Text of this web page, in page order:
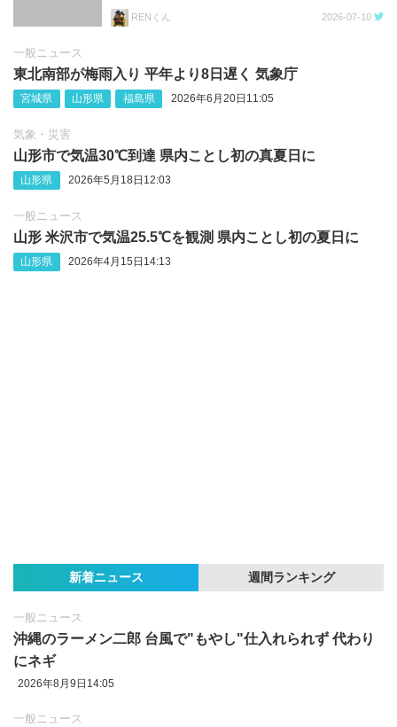
RENくん 2026-07-10
一般ニュース
東北南部が梅雨入り 平年より8日遅く 気象庁
宮城県 山形県 福島県 2026年6月20日11:05
気象・災害
山形市で気温30℃到達 県内ことし初の真夏日に
山形県 2026年5月18日12:03
一般ニュース
山形 米沢市で気温25.5℃を観測 県内ことし初の夏日に
山形県 2026年4月15日14:13
新着ニュース 週間ランキング
一般ニュース
沖縄のラーメン二郎 台風で"もやし"仕入れられず 代わり
にネギ
2026年8月9日14:05
一般ニュース